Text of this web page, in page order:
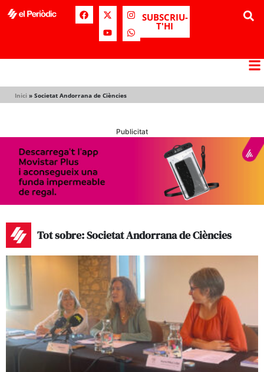
SUBSCRIU-
T'HI
Inici » Societat Andorrana de Ciències
Publicitat
Tot sobre: Societat Andorrana de Ciències